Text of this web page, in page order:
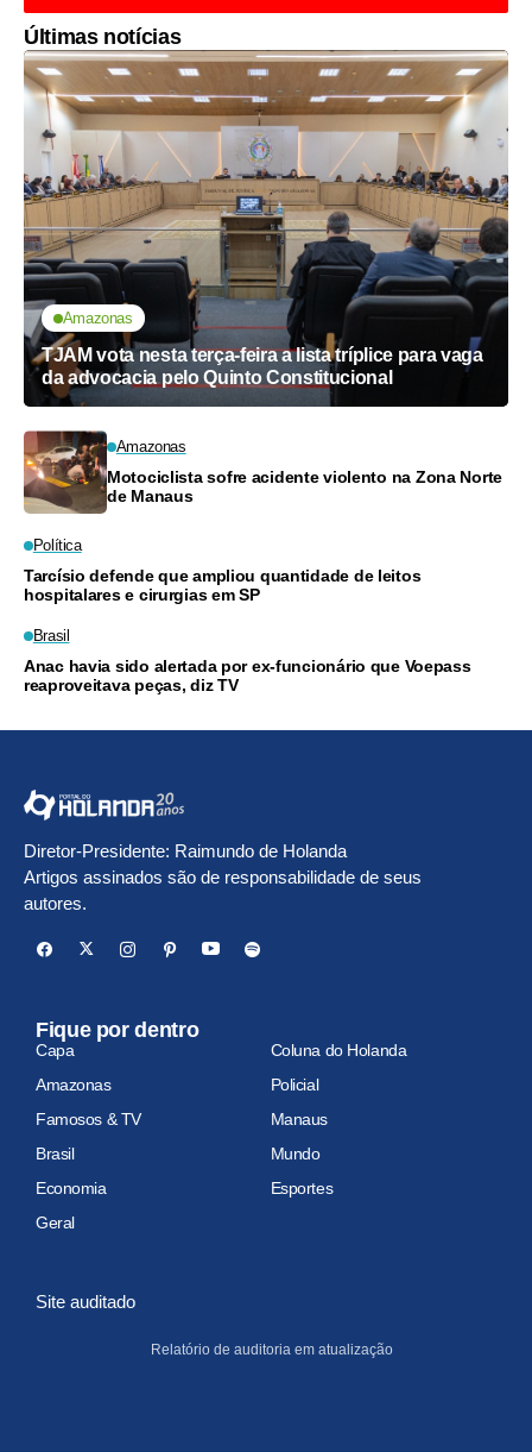
Últimas notícias
Amazonas
TJAM vota nesta terça-feira a lista tríplice para vaga
da advocacia pelo Quinto Constitucional
Amazonas
Motociclista sofre acidente violento na Zona Norte
de Manaus
Política
Tarcísio defende que ampliou quantidade de leitos
hospitalares e cirurgias em SP
Brasil
Anac havia sido alertada por ex-funcionário que Voepass
reaproveitava peças, diz TV
Diretor-Presidente: Raimundo de Holanda
Artigos assinados são de responsabilidade de seus
autores.
Fique por dentro
Capa
Coluna do Holanda
Amazonas
Policial
Famosos & TV
Manaus
Brasil
Mundo
Economia
Esportes
Geral
Site auditado
Relatório de auditoria em atualização